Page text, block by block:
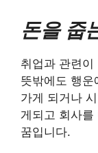
돈을 줍
취업과 관련
뜻밖에도 행
가게 되거나
게되고 회사를
꿈입니다.